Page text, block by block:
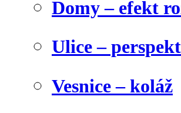
Domy – efekt
Ulice –
Vesnice – koláž